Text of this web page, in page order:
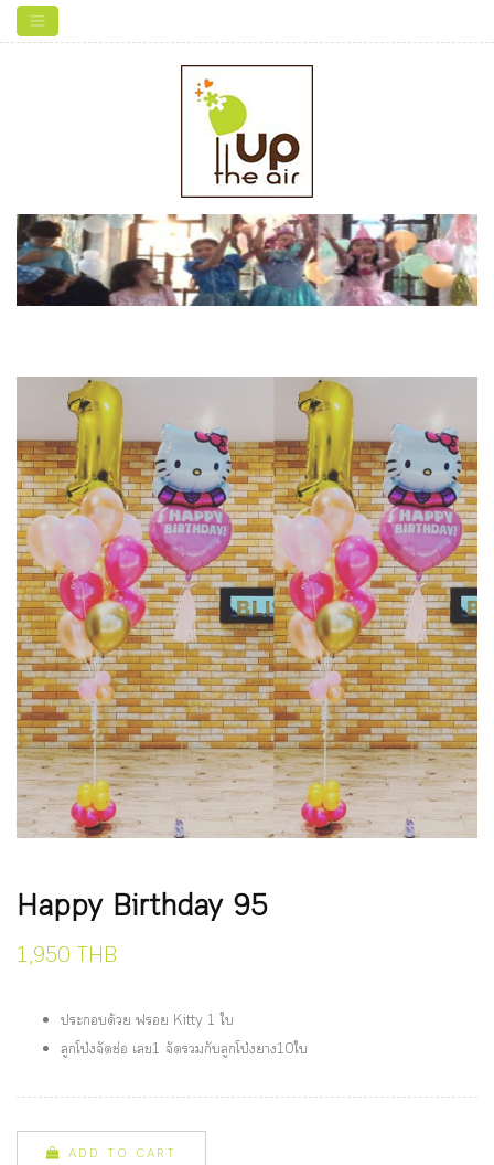
Happy Birthday 95
1,950 THB
ประกอบด้วย ฟรอย Kitty 1 ใบ
ลูกโป่งจัดช่อ เลข1 จัดรวมกับลูกโป่งยาง10ใบ
ADD TO CART